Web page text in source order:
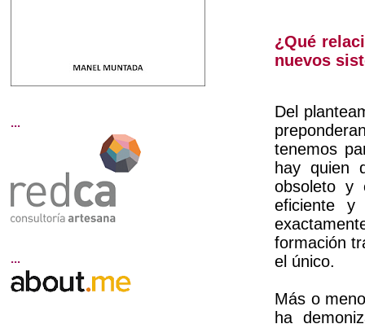
¿Qué
nuevos
Del
tenemos
hay quien
obsoleto y
eficiente y
formación
el único.
Más o
ha
...
...